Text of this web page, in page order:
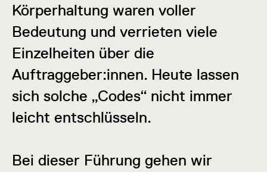
Körperhaltung waren voller
Bedeutung und verrieten viele
Einzelheiten über die
Auftraggeber:innen. Heute lassen
sich solche „Codes“ nicht immer
leicht entschlüsseln.
Bei dieser Führung gehen wir